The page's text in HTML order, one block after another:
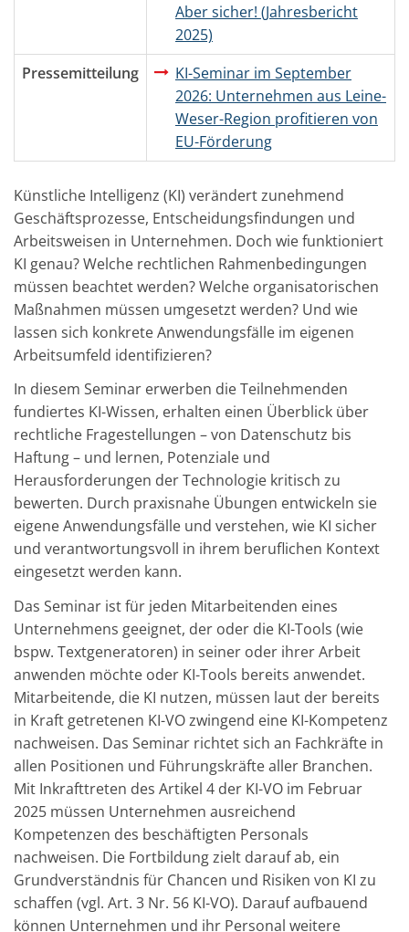
Aber sicher! (Jahresbericht
2025)
Pressemitteilung
KI-Seminar im September
2026: Unternehmen aus Leine-
Weser-Region profitieren von
EU-Förderung
Künstliche Intelligenz (KI) verändert zunehmend
Geschäftsprozesse, Entscheidungsfindungen und
Arbeitsweisen in Unternehmen. Doch wie funktioniert
KI genau? Welche rechtlichen Rahmenbedingungen
müssen beachtet werden? Welche organisatorischen
Maßnahmen müssen umgesetzt werden? Und wie
lassen sich konkrete Anwendungsfälle im eigenen
Arbeitsumfeld identifizieren?
In diesem Seminar erwerben die Teilnehmenden
fundiertes KI-Wissen, erhalten einen Überblick über
rechtliche Fragestellungen – von Datenschutz bis
Haftung – und lernen, Potenziale und
Herausforderungen der Technologie kritisch zu
bewerten. Durch praxisnahe Übungen entwickeln sie
eigene Anwendungsfälle und verstehen, wie KI sicher
und verantwortungsvoll in ihrem beruflichen Kontext
eingesetzt werden kann.
Das Seminar ist für jeden Mitarbeitenden eines
Unternehmens geeignet, der oder die KI-Tools (wie
bspw. Textgeneratoren) in seiner oder ihrer Arbeit
anwenden möchte oder KI-Tools bereits anwendet.
Mitarbeitende, die KI nutzen, müssen laut der bereits
in Kraft getretenen KI-VO zwingend eine KI-Kompetenz
nachweisen. Das Seminar richtet sich an Fachkräfte in
allen Positionen und Führungskräfte aller Branchen.
Mit Inkrafttreten des Artikel 4 der KI-VO im Februar
2025 müssen Unternehmen ausreichend
Kompetenzen des beschäftigten Personals
nachweisen. Die Fortbildung zielt darauf ab, ein
Grundverständnis für Chancen und Risiken von KI zu
schaffen (vgl. Art. 3 Nr. 56 KI-VO). Darauf aufbauend
können Unternehmen und ihr Personal weitere